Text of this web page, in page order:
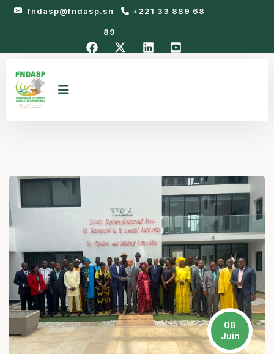
fndasp@fndasp.sn +221 33 889 68
89
08
Juin